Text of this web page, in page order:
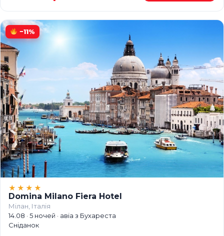
−11%
★★★★
Domina Milano Fiera Hotel
Мілан, Італія
14.08 · 5 ночей · авіа з Бухареста
Сніданок